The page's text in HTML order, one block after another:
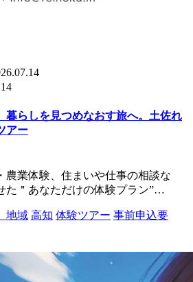
暮らしを見つめなおす旅へ。土佐れ
アー
農業体験、住まいや仕事の相談な
た＂あなただけの体験プラン”…
地域 高知 体験ツアー 事前申込要